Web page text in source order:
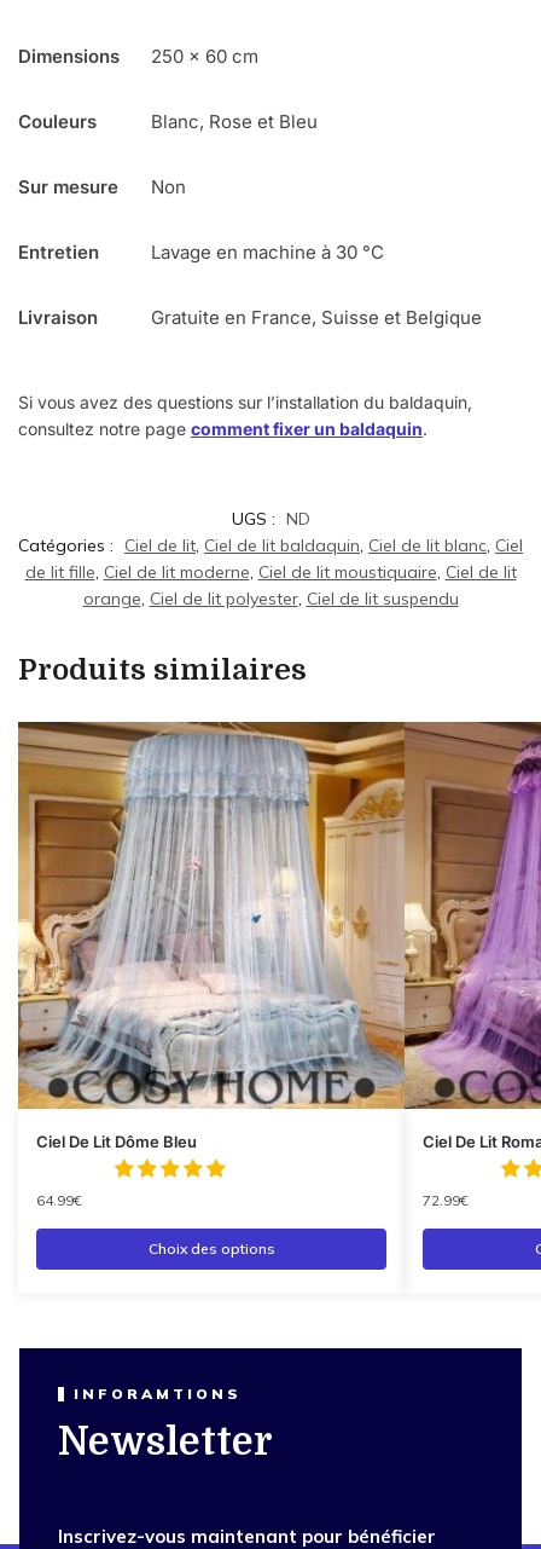
Dimensions 250 x 60 cm
Couleurs Blanc, Rose et Bleu
Sur mesure Non
Entretien Lavage en machine à 30 °C
Livraison Gratuite en France, Suisse et Belgique
Si vous avez des questions sur l’installation du baldaquin,
consultez notre page comment fixer un baldaquin.
UGS : ND
Catégories :
Ciel de lit, Ciel de lit baldaquin, Ciel de lit blanc, Ciel
de lit fille, Ciel de lit moderne, Ciel de lit moustiquaire, Ciel de lit
orange, Ciel de lit polyester, Ciel de lit suspendu
Produits similaires
Ciel De Lit Dôme Bleu
64.99€
Choix des options
Ciel De Lit
72.99€
INFORAMTIONS
Newsletter
Inscrivez-vous maintenant pour bénéficier